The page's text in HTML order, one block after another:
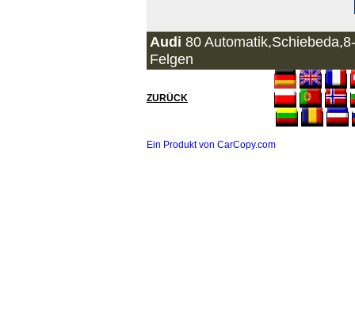
Audi 80
Felgen
ZURÜCK
Ein Produkt von CarCopy.com